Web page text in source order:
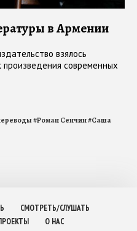
в Армении
взялось
современных
#Роман Сенчин#Саша
СМОТРЕТЬ/СЛУШАТЬ
О НАС